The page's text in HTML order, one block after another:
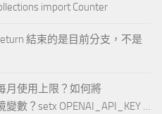
import Counter
結束的是目前分支，不是
月使用上限？如何將
變數？setx OPENAI_API_KEY …